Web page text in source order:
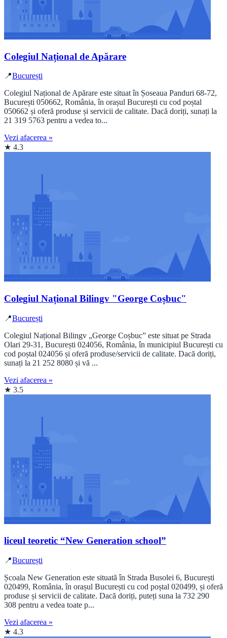
Colegiul Național de Apărare
📍București
Colegiul Național de Apărare este situat în Șoseaua Panduri 68-72,
București 050662, România, în orașul București cu cod poștal
050662 și oferă produse și servicii de calitate. Dacă doriți, sunați la
21 319 5763 pentru a vedea to...
Vezi afacerea »
★ 4.3
Colegiul Național Bilingv "George Coșbuc"
📍București
Colegiul Național Bilingv „George Coșbuc” este situat pe Strada
Olari 29-31, București 024056, România, în municipiul București cu
cod poștal 024056 și oferă produse/servicii de calitate. Dacă doriți,
sunați la 21 252 8080 și vă ...
Vezi afacerea »
★ 3.5
liceul teoretic “New Generation school”
📍București
Școala New Generation este situată în Strada Busolei 6, București
020499, România, în orașul București cu cod poștal 020499, și oferă
produse și servicii de calitate. Dacă doriți, puteți suna la 732 290
308 pentru a vedea toate p...
Vezi afacerea »
★ 4.3